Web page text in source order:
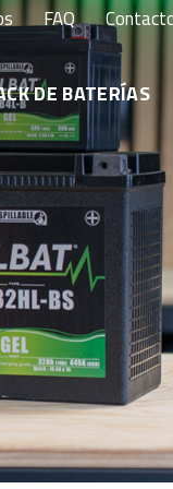
FAQ
DE BATERÍAS